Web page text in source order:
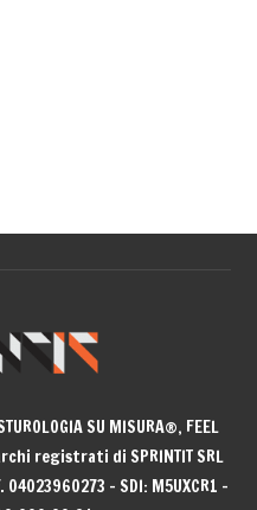
SU MISURA®, FEEL
registrati di SPRINTIT SRL
04023960273 – SDI: M5UXCR1 –